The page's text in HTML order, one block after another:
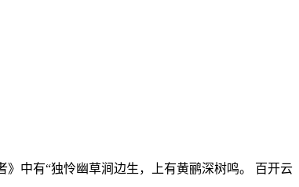
中有“独怜幽草涧边生，上有黄鹂深树鸣。 百开云